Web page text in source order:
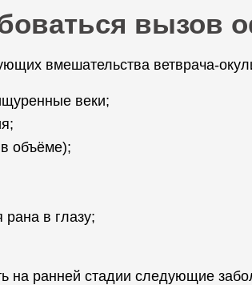
вызов
вмешательства ветврача-
веки;
в объёме);
рана в глазу;
на ранней стадии следующие